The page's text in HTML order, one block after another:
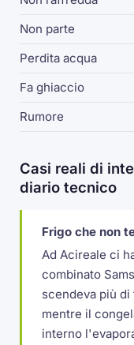
Non parte
Perdita acqua
Fa ghiaccio
Rumore
Casi reali di
diario tecnico
Frigo che non
Ad Acireale ci
combinato
scendeva più
mentre il
interno